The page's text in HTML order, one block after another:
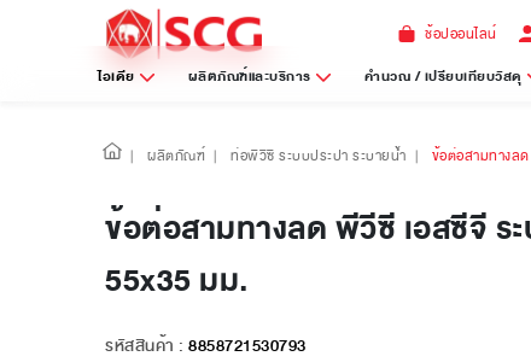
ช้อปออนไลน์
ไอเดีย ผลิตภัณฑ์และบริการ คำนวณ / เปรียบเทียบวัสดุ
| ผลิตภัณฑ์ | ท่อพีวีซี ระบบประปา ระบายน้ำ | ข้อต่อสามทางล
ข้อต่อสามทางลด พีวีซี เอสซีจี ร
55x35 มม.
รหัสสินค้า : 8858721530793